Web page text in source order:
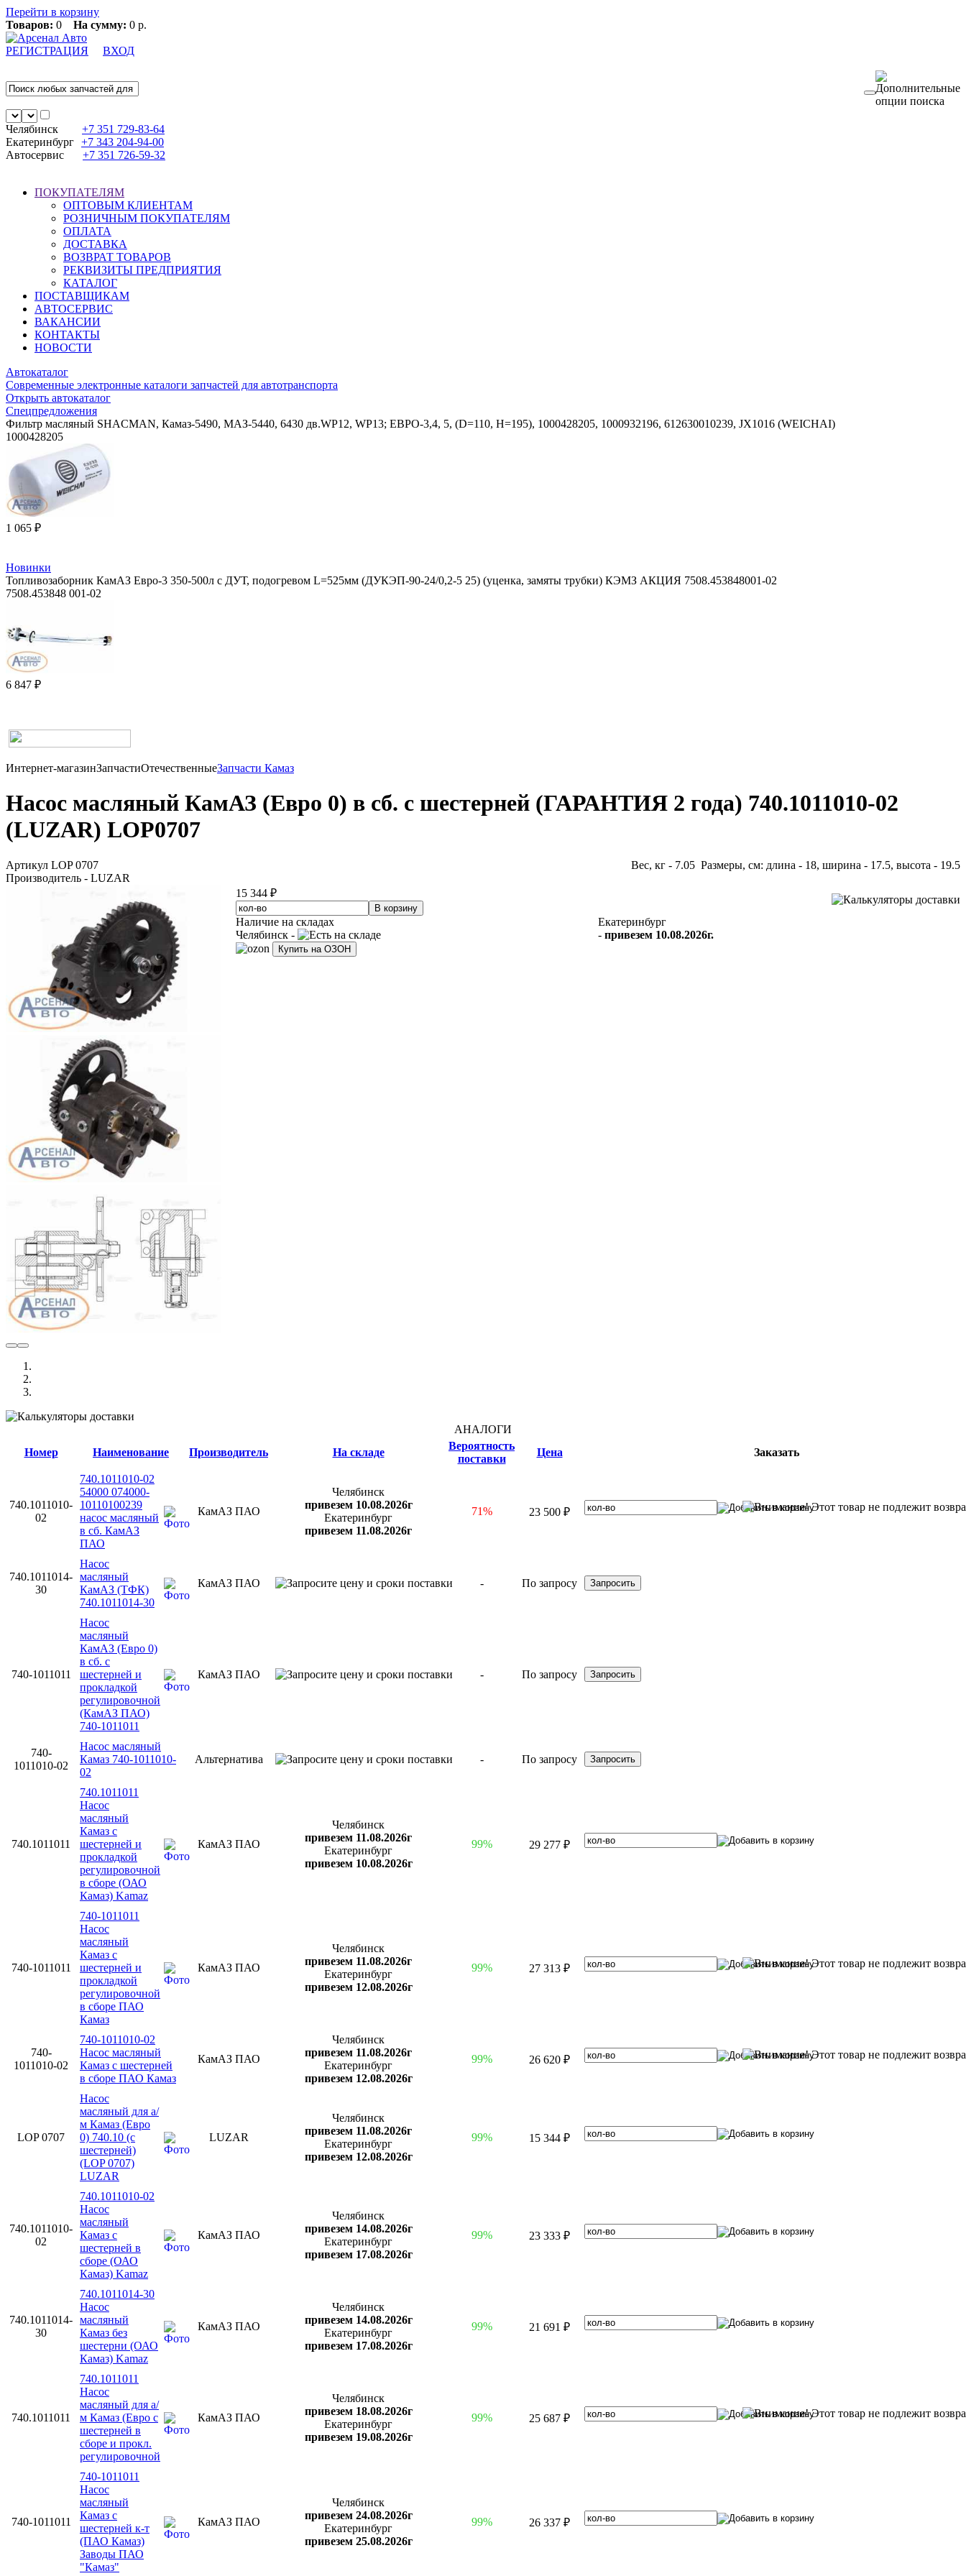
Перейти в корзину
Товаров: 0 На сумму: 0 р.
РЕГИСТРАЦИЯ ВХОД
Челябинск +7 351 729-83-64
Екатеринбург +7 343 204-94-00
Автосервис
+7 351 726-59-32
ПОКУПАТЕЛЯМ
ОПТОВЫМ КЛИЕНТАМ
РОЗНИЧНЫМ ПОКУПАТЕЛЯМ
ОПЛАТА
ДОСТАВКА
ВОЗВРАТ ТОВАРОВ
РЕКВИЗИТЫ ПРЕДПРИЯТИЯ
КАТАЛОГ
ПОСТАВЩИКАМ
АВТОСЕРВИС
ВАКАНСИИ
КОНТАКТЫ
НОВОСТИ
Автокаталог
Современные электронные каталоги запчастей для автотранспорта
Открыть автокаталог
Спецпредложения
Фильтр масляный SHACMAN, Камаз-5490, МАЗ-5440, 6430 дв.WP12, WP13; ЕВРО-3,4, 5, (D=110, H=195), 1000428205, 1000932196, 612630010239, JX1016 (WEICHAI)
1000428205
1 065 ₽
Новинки
Топливозаборник КамАЗ Евро-3 350-500л с ДУТ, подогревом L=525мм (ДУКЭП-90-24/0,2-5 25) (уценка, замяты трубки) КЭМЗ АКЦИЯ 7508.453848001-02
7508.453848 001-02
6 847 ₽
Интернет-магазинЗапчастиОтечественныеЗапчасти Камаз
Насос масляный КамАЗ (Евро 0) в сб. с шестерней (ГАРАНТИЯ 2 года) 740.1011010-02
(LUZAR) LOP0707
Артикул LOP 0707
Производитель - LUZAR
Вес, кг - 7.05 Размеры, см: длина - 18, ширина - 17.5, высота - 19.5
15 344 ₽
Наличие на складах
Челябинск -
Екатеринбург
- привезем 10.08.2026г.
Купить на ОЗОН
АНАЛОГИ
Номер
Наименование Производитель На складе
Вероятность
поставки
Цена Заказать
740.1011010-
02
740.1011010-02
54000 074000-
10110100239
насос масляный
в сб. КамАЗ
ПАО
КамАЗ ПАО
Челябинск
привезем 10.08.2026г
Екатеринбург
привезем 11.08.2026г
71% 23 500 ₽
740.1011014-
30
Насос
масляный
КамАЗ (ТФК)
740.1011014-30
КамАЗ ПАО - По запросу
740-1011011
Насос
масляный
КамАЗ (Евро 0)
в сб. с
шестерней и
прокладкой
регулировочной
(КамАЗ ПАО)
740-1011011
КамАЗ ПАО - По запросу
740-
1011010-02
Насос масляный
Камаз 740-1011010-
02
Альтернатива - По запросу
740.1011011
740.1011011
Насос
масляный
Камаз с
шестерней и
прокладкой
регулировочной
в сборе (ОАО
Камаз) Kamaz
КамАЗ ПАО
Челябинск
привезем 11.08.2026г
Екатеринбург
привезем 10.08.2026г
99% 29 277 ₽
740-1011011
740-1011011
Насос
масляный
Камаз с
шестерней и
прокладкой
регулировочной
в сборе ПАО
Камаз
КамАЗ ПАО
Челябинск
привезем 11.08.2026г
Екатеринбург
привезем 12.08.2026г
99% 27 313 ₽
740-
1011010-02
740-1011010-02
Насос масляный
Камаз с шестерней
в сборе ПАО Камаз
КамАЗ ПАО
Челябинск
привезем 11.08.2026г
Екатеринбург
привезем 12.08.2026г
99% 26 620 ₽
LOP 0707
Насос
масляный для а/
м Камаз (Евро
0) 740.10 (с
шестерней)
(LOP 0707)
LUZAR
LUZAR
Челябинск
привезем 11.08.2026г
Екатеринбург
привезем 12.08.2026г
99% 15 344 ₽
740.1011010-
02
740.1011010-02
Насос
масляный
Камаз с
шестерней в
сборе (ОАО
Камаз) Kamaz
КамАЗ ПАО
Челябинск
привезем 14.08.2026г
Екатеринбург
привезем 17.08.2026г
99% 23 333 ₽
740.1011014-
30
740.1011014-30
Насос
масляный
Камаз без
шестерни (ОАО
Камаз) Kamaz
КамАЗ ПАО
Челябинск
привезем 14.08.2026г
Екатеринбург
привезем 17.08.2026г
99% 21 691 ₽
740.1011011
740.1011011
Насос
масляный для а/
м Камаз (Евро с
шестерней в
сборе и прокл.
регулировочной
КамАЗ ПАО
Челябинск
привезем 18.08.2026г
Екатеринбург
привезем 19.08.2026г
99% 25 687 ₽
740-1011011
740-1011011
Насос
масляный
Камаз с
шестерней к-т
(ПАО Камаз)
Заводы ПАО
"Камаз"
КамАЗ ПАО
Челябинск
привезем 24.08.2026г
Екатеринбург
привезем 25.08.2026г
99% 26 337 ₽